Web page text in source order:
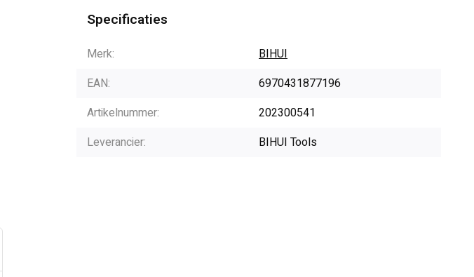
Specificaties
Merk:
BIHUI
EAN:
6970431877196
Artikelnummer:
202300541
Leverancier:
BIHUI Tools